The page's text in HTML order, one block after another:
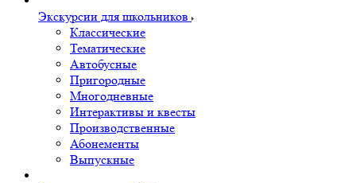
Экскурсии для школьников
Классические
Тематические
Автобусные
Пригородные
Многодневные
Интерактивы и квесты
Производственные
Абонементы
Выпускные